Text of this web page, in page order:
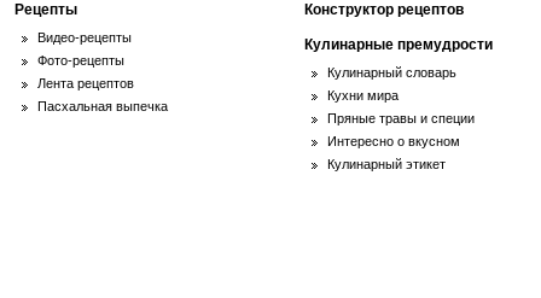
Рецепты
Видео-рецепты
Фото-рецепты
Лента рецептов
Пасхальная выпечка
Конструктор рецептов
Кулинарные премудрости
Кулинарный словарь
Кухни мира
Пряные травы и специи
Интересно о вкусном
Кулинарный этикет